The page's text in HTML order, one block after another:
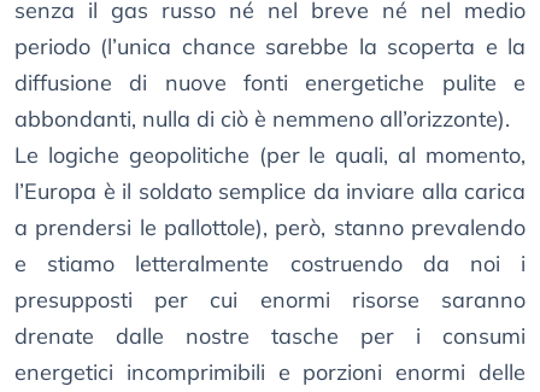
senza il gas russo né nel breve né nel medio
periodo (l’unica chance sarebbe la scoperta e la
diffusione di nuove fonti energetiche pulite e
abbondanti, nulla di ciò è nemmeno all’orizzonte).
Le logiche geopolitiche (per le quali, al momento,
l’Europa è il soldato semplice da inviare alla carica
a prendersi le pallottole), però, stanno prevalendo
e stiamo letteralmente costruendo da noi i
presupposti per cui enormi risorse saranno
drenate dalle nostre tasche per i consumi
energetici incomprimibili e porzioni enormi delle